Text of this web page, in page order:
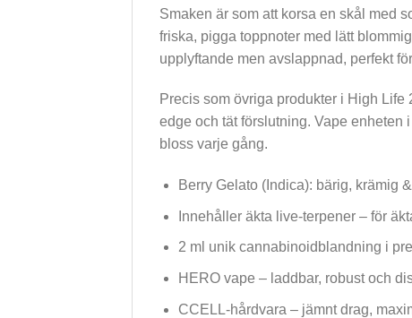
Smaken är som att korsa en skål med
friska, pigga toppnoter med lätt
upplyftande men avslappnad, perfekt
Precis som övriga produkter i High Life
edge och tät förslutning. Vape
bloss varje gång.
Berry Gelato (Indica): bärig, krämig
Innehåller äkta live-terpener – för
2 ml unik cannabinoidblandning i
HERO vape – laddbar, robust och
CCELL-hårdvara – jämnt drag,